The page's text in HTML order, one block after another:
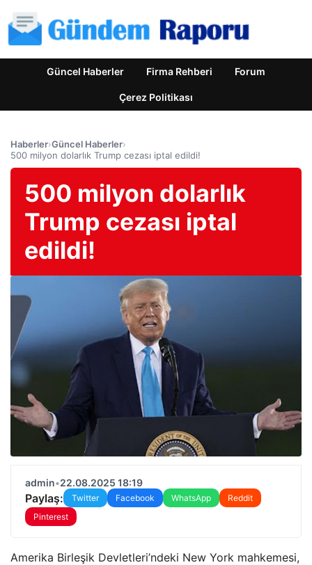
Güncel Haberler Firma Rehberi Forum
Çerez Politikası
Haberler›Güncel Haberler›
500 milyon dolarlık Trump cezası iptal edildi!
500 milyon dolarlık
Trump cezası iptal
edildi!
admin•22.08.2025 18:19
Paylaş: Twitter Facebook WhatsApp
Reddit
Pinterest
Amerika Birleşik Devletleri’ndeki New York mahkemesi,